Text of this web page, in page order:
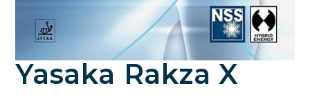
Yasaka Rakza X